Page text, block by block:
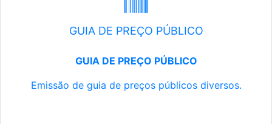
GUIA DE PREÇO PÚBLICO
GUIA DE PREÇO PÚBLICO
Emissão de guia de preços públicos diversos.